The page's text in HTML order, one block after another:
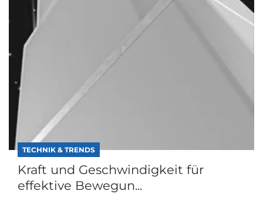
TECHNIK & TRENDS
Kraft und Geschwindigkeit für
effektive Bewegun...